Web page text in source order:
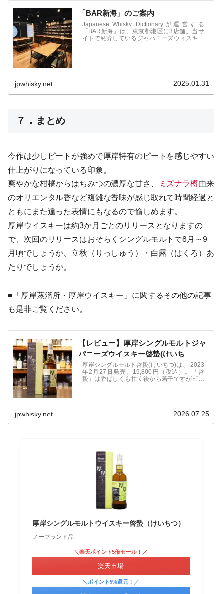
「BAR新海」のご案内
Japanese Whisky Dictionaryが運営する
「BAR新海」は、東京都港区に3店舗。当サ
イトで紹介しているジャパニーズウィスキー
jpwhisky.net 2025.01.31
７．まとめ
今作は少しピートが強めで厚岸特有のピートを感じやすい
仕上がりになっている印象。
爽やかな柑橘からはちみつの濃厚な甘さ、
ミズナラ樽由来
のオリエンタル香など複雑な香味が感じ取れて時間経過と
ともにまた違った表情にもなるので愉しめます。
厚岸ウイスキーは約3か月ごとのリリースとなりますの
で、次回のリリースはおそらくシングルモルトで8月～9
月頃でしょうか、立秋（りっしゅう）・白露（はくろ）あ
たりでしょうか。
■「厚岸蒸溜所・厚岸ウイスキー」に関するその他の記事
も是非ご覧ください。
【レビュー】厚岸シングルモルトジャ
パニーズウイスキー啓蟄(けいち...
厚岸シングルモルト啓蟄(けいちつ)は、 2023
年2月27日発売。19,800円（税込）。「啓
蟄」は香ばしくも甘く後から若干ですがピー
jpwhisky.net 2026.07.25
厚岸シングルモルトウイスキー啓蟄（けいちつ）
ノーブランド品
＼楽天ポイント5倍セール！／
楽天市場
＼ポイント5%還元！／